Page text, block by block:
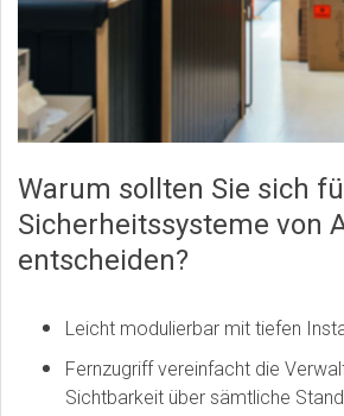
Warum sollten Sie sich
Sicherheitssysteme von
entscheiden?
Leicht modulierbar mit tiefen
Fernzugriff vereinfacht die
Sichtbarkeit über sämtliche